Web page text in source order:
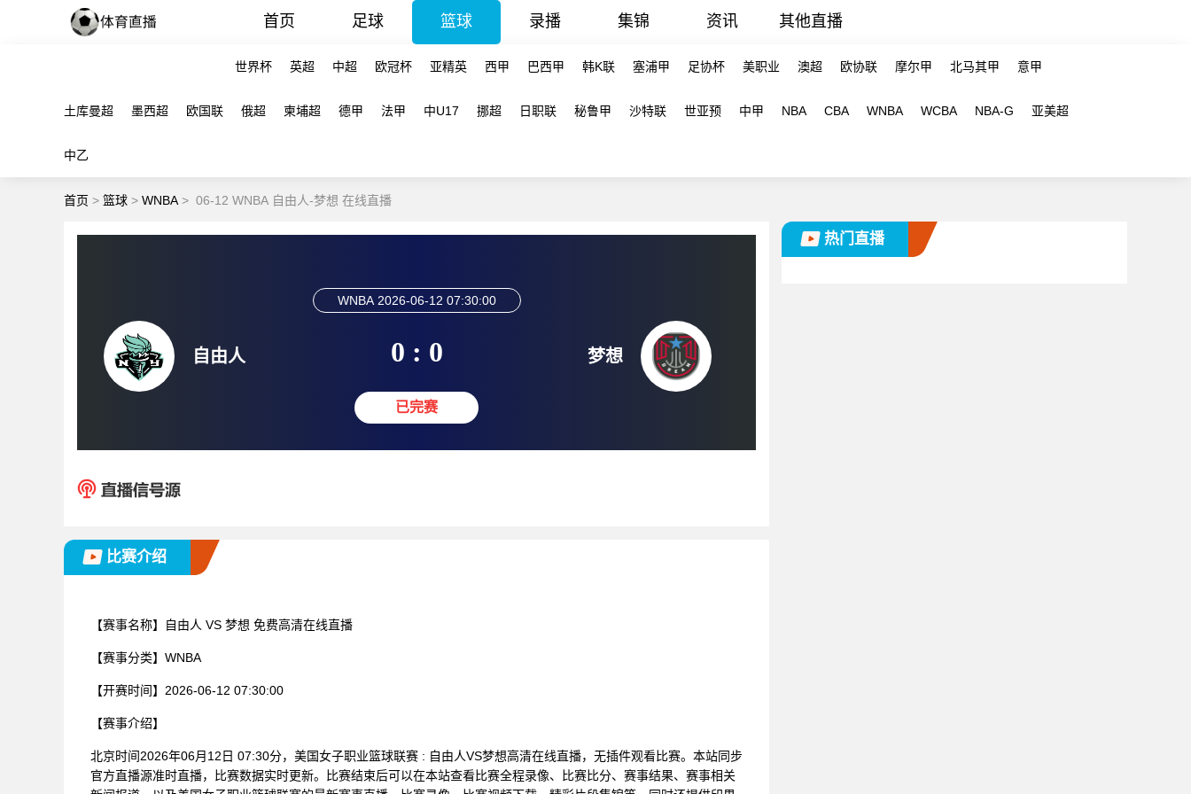
首页 足球 篮球 录播 集锦 资讯 其他直播
世界杯 英超 中超 欧冠杯 亚精英 西甲 巴西甲 韩K联 塞浦甲 足协杯 美职业 澳超 欧协联 摩尔甲 北马其甲 意甲
土库曼超 墨西超 欧国联 俄超 柬埔超 德甲 法甲 中U17 挪超 日职联 秘鲁甲 沙特联 世亚预 中甲 NBA CBA WNBA WCBA NBA-G 亚美超
中乙
首页 > 篮球 > WNBA > 06-12 WNBA 自由人-梦想 在线直播
自由人
WNBA 2026-06-12 07:30:00
0 : 0
已完赛
梦想
比赛介绍
【赛事名称】 自由人 VS 梦想 免费高清在线直播
【赛事分类】 WNBA
【开赛时间】 2026-06-12 07:30:00
【赛事介绍】
北京时间2026年06月12日 07:30分，美国女子职业篮球联赛 : 自由人VS梦想高清在线直播，无插件观看比赛。本站同步
官方直播源准时直播，比赛数据实时更新。比赛结束后可以在本站查看比赛全程录像、比赛比分、赛事结果、赛事相关
热门直播